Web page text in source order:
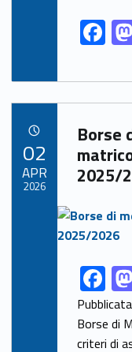
F
ac
e
b
o
o
k
Link identifier archive #link-archive-70689
Borse
2025/
Link identifier archive #link-archive-thumb-soap-84124
Link identifier share facebook archive #share-link-archive-69810F
ac
e
Borse di
criteri di
02
APR
2026